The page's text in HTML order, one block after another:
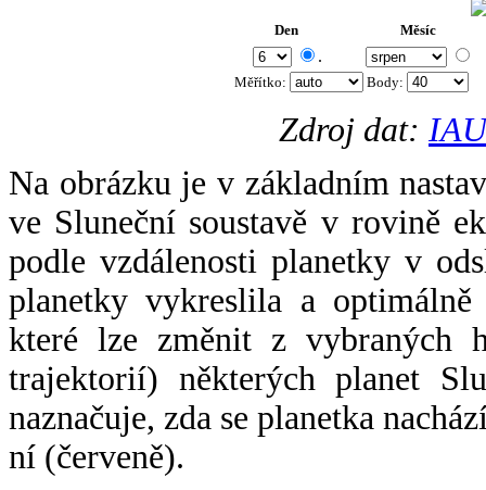
Den Měsíc
.
Měřítko: Body:
Zdroj dat:
Na obrázku je v základním
ve Sluneční soustavě v rovině
podle vzdálenosti planetky v
planetky vykreslila a
které lze změnit z vybraných
trajektorií) některých planet
naznačuje, zda se planetka
ní (červeně).